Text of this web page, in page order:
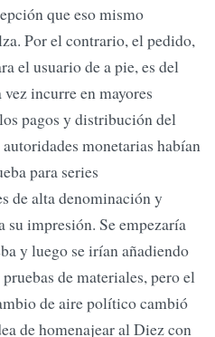
que eso mismo
Por el contrario, el pedido,
el usuario de a pie, es del
incurre en mayores
pagos y distribución del
monetarias habían
para series
de alta denominación y
su impresión. Se empezaría
y luego se irían añadiendo
de materiales, pero el
de aire político cambió
de homenajear al Diez con